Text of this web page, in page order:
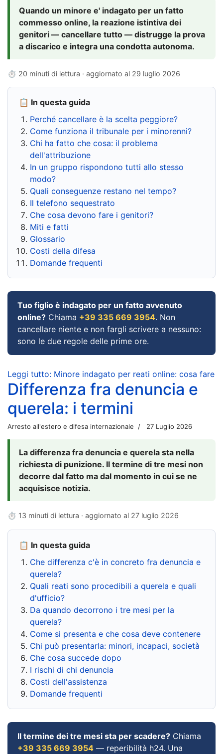
Quando un minore e' indagato per un fatto
commesso online, la reazione istintiva dei
genitori — cancellare tutto — distrugge la prova
a discarico e integra una condotta autonoma.
⏱ 20 minuti di lettura · aggiornato al 29 luglio 2026
📋 In questa guida
Perché cancellare è la scelta peggiore?
Come funziona il tribunale per i minorenni?
Chi ha fatto che cosa: il problema
dell'attribuzione
In un gruppo rispondono tutti allo stesso
modo?
Quali conseguenze restano nel tempo?
Il telefono sequestrato
Che cosa devono fare i genitori?
Miti e fatti
Glossario
Costi della difesa
Domande frequenti
Tuo figlio è indagato per un fatto avvenuto
online? Chiama +39 335 669 3954. Non
cancellare niente e non fargli scrivere a nessuno:
sono le due regole delle prime ore.
Leggi tutto: Minore indagato per reati online: cosa fare
Differenza fra denuncia e
querela: i termini
Arresto all'estero e difesa internazionale 27 Luglio 2026
La differenza fra denuncia e querela sta nella
richiesta di punizione. Il termine di tre mesi non
decorre dal fatto ma dal momento in cui se ne
acquisisce notizia.
⏱ 13 minuti di lettura · aggiornato al 27 luglio 2026
📋 In questa guida
Che differenza c'è in concreto fra denuncia e
querela?
Quali reati sono procedibili a querela e quali
d'ufficio?
Da quando decorrono i tre mesi per la
querela?
Come si presenta e che cosa deve contenere
Chi può presentarla: minori, incapaci, società
Che cosa succede dopo
I rischi di chi denuncia
Costi dell'assistenza
Domande frequenti
Il termine dei tre mesi sta per scadere? Chiama
+39 335 669 3954 — reperibilità h24. Una